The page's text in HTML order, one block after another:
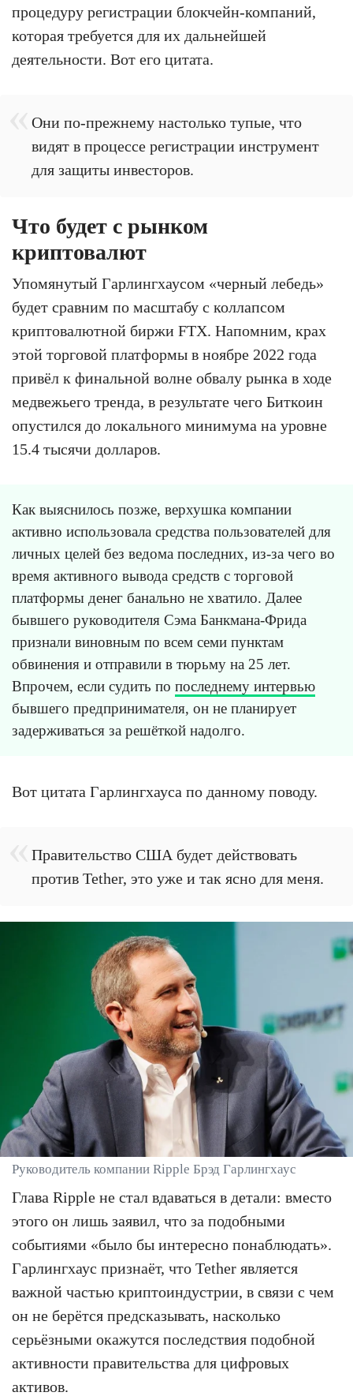
процедуру регистрации блокчейн-компаний,
которая требуется для их дальнейшей
деятельности. Вот его цитата.
Они по-прежнему настолько тупые, что
видят в процессе регистрации инструмент
для защиты инвесторов.
Что будет с рынком
криптовалют
Упомянутый Гарлингхаусом «черный лебедь»
будет сравним по масштабу с коллапсом
криптовалютной биржи FTX. Напомним, крах
этой торговой платформы в ноябре 2022 года
привёл к финальной волне обвалу рынка в ходе
медвежьего тренда, в результате чего Биткоин
опустился до локального минимума на уровне
15.4 тысячи долларов.
Как выяснилось позже, верхушка компании
активно использовала средства пользователей для
личных целей без ведома последних, из-за чего во
время активного вывода средств с торговой
платформы денег банально не хватило. Далее
бывшего руководителя Сэма Банкмана-Фрида
признали виновным по всем семи пунктам
обвинения и отправили в тюрьму на 25 лет.
Впрочем, если судить по последнему интервью
бывшего предпринимателя, он не планирует
задерживаться за решёткой надолго.
Вот цитата Гарлингхауса по данному поводу.
Правительство США будет действовать
против Tether, это уже и так ясно для меня.
Руководитель компании Ripple Брэд Гарлингхаус
Глава Ripple не стал вдаваться в детали: вместо
этого он лишь заявил, что за подобными
событиями «было бы интересно понаблюдать».
Гарлингхаус признаёт, что Tether является
важной частью криптоиндустрии, в связи с чем
он не берётся предсказывать, насколько
серьёзными окажутся последствия подобной
активности правительства для цифровых
активов.